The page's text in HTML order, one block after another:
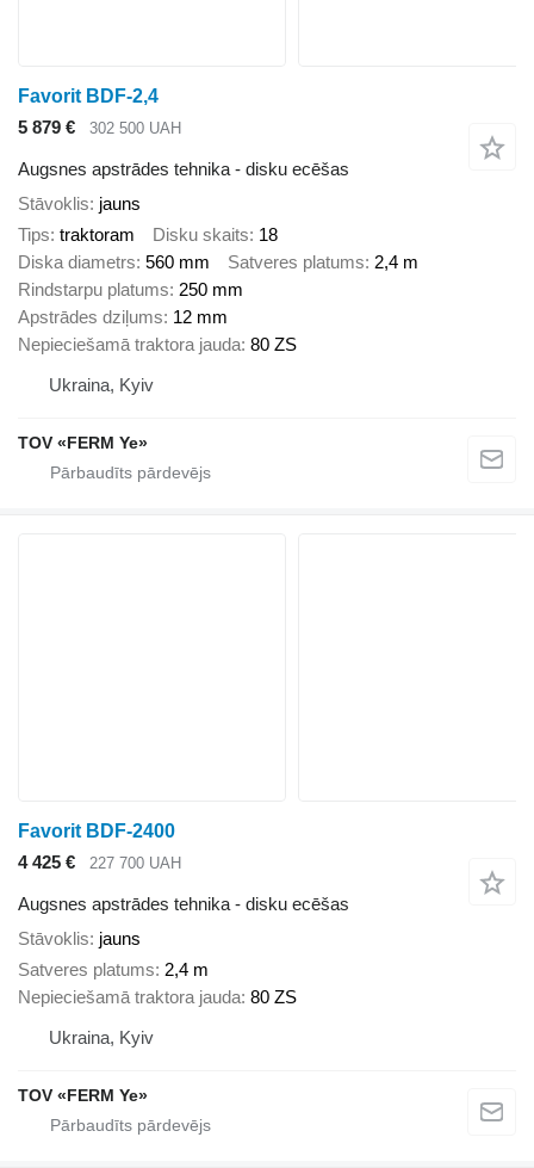
Favorit BDF-2,4
5 879 €
302 500 UAH
Augsnes apstrādes tehnika - disku ecēšas
Stāvoklis jauns
Tips traktoram Disku skaits 18
Diska diametrs 560 mm Satveres platums 2,4 m
Rindstarpu platums 250 mm
Apstrādes dziļums 12 mm
Nepieciešamā traktora jauda 80 ZS
Ukraina, Kyiv
TOV «FERM Ye»
Favorit BDF-2400
4 425 €
227 700 UAH
Augsnes apstrādes tehnika - disku ecēšas
Stāvoklis jauns
Satveres platums 2,4 m
Nepieciešamā traktora jauda 80 ZS
Ukraina, Kyiv
TOV «FERM Ye»